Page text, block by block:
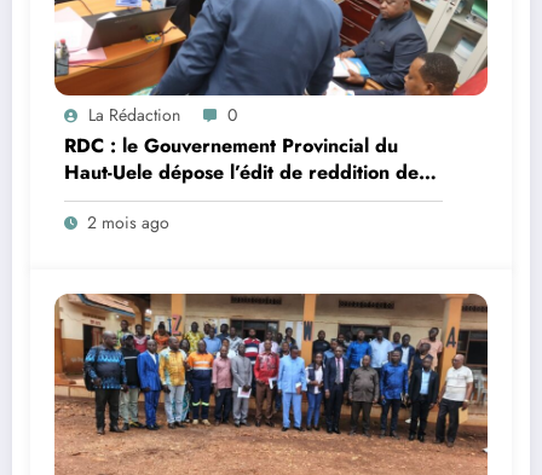
La Rédaction 0
RDC : le Gouvernement Provincial du
Haut-Uele dépose l’édit de reddition des
comptes 2025 à la Cour des comptes
2 mois ago